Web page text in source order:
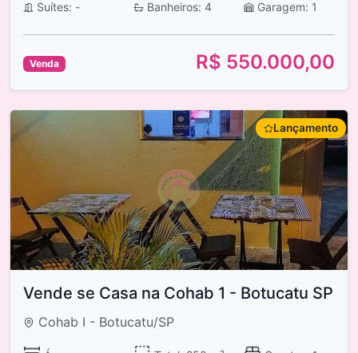
Suítes: - Banheiros: 4 Garagem: 1
Venda R$ 550.000,00
Lançamento
Vende se Casa na Cohab 1 - Botucatu SP
Cohab I - Botucatu/SP